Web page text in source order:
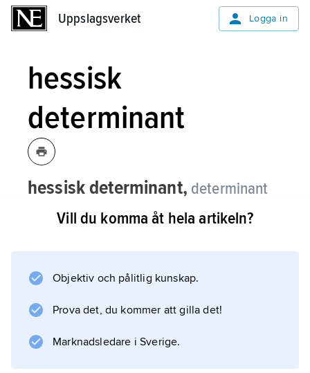
Uppslagsverket Logga in
hessisk
determinant
hessisk determinant, determinant
associerad till en funktion ƒ(
1,x 2, ...,
Vill du komma åt hela artikeln?
Objektiv och pålitlig kunskap.
Prova det, du kommer att gilla det!
Marknadsledare i Sverige.